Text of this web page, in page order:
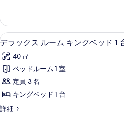
の
写
真
を
表
示
す
る
1
ベ
ッ
ド
ル
ー
ム
の
ス
イ
ー
ベ
ド
ル
ム
デ
ラ
ッ
ク
ス
ル
ー
10
デラックス ルーム キングベッド 1
40 ㎡
ベッドルーム 1 室
定員 3 名
キングベッド 1 台
詳細
デ